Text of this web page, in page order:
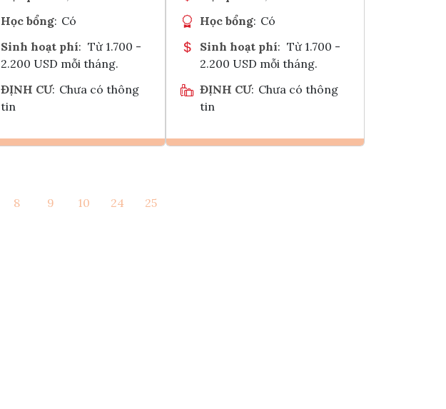
Học bổng: Có
Sinh hoạt phí: Từ 1.700 -
2.200 USD mỗi tháng.
ĐỊNH CƯ: Chưa có thông
tin
Tham vấn Interlink
Học bổng: Có
Sinh hoạt phí: Từ 1.700 -
2.200 USD mỗi tháng.
ĐỊNH CƯ: Chưa có thông
tin
8 9 10 24 25